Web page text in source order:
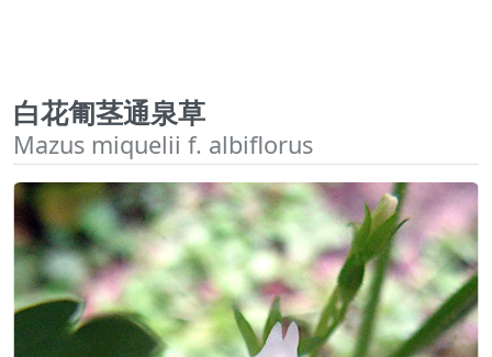
白花匍茎通泉草
Mazus miquelii f. albiflorus